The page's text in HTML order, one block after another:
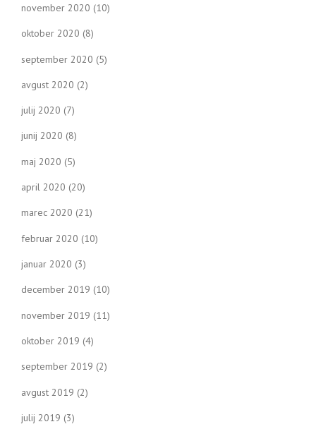
november 2020 (10)
oktober 2020 (8)
september 2020 (5)
avgust 2020 (2)
julij 2020 (7)
junij 2020 (8)
maj 2020 (5)
april 2020 (20)
marec 2020 (21)
februar 2020 (10)
januar 2020 (3)
december 2019 (10)
november 2019 (11)
oktober 2019 (4)
september 2019 (2)
avgust 2019 (2)
julij 2019 (3)